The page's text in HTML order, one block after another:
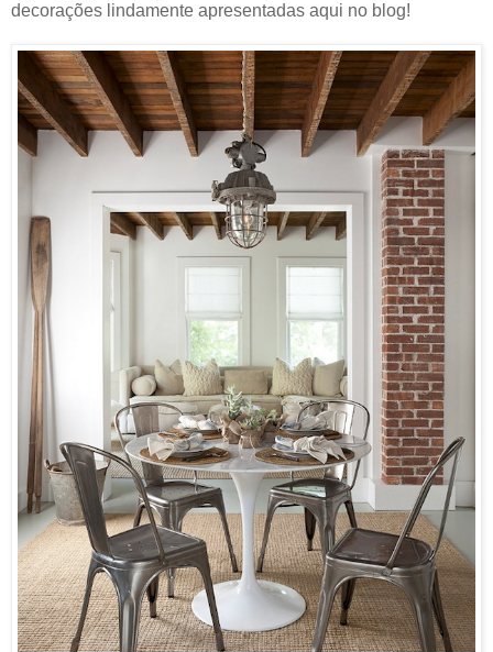
decorações lindamente apresentadas aqui no blog!